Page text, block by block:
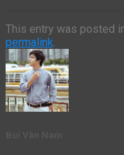
This entry was posted
permalink.